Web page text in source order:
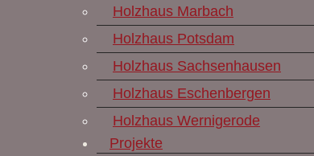
Holzhaus Marbach
Holzhaus Potsdam
Holzhaus Sachsenhausen
Holzhaus Eschenbergen
Holzhaus Wernigerode
Projekte